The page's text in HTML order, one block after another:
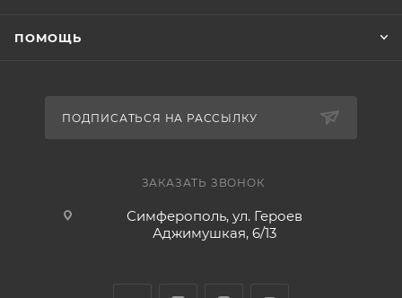
ПОМОЩЬ
ПОДПИСАТЬСЯ НА РАССЫЛКУ
ЗАКАЗАТЬ ЗВОНОК
Симферополь, ул. Героев
Аджимушкая, 6/13